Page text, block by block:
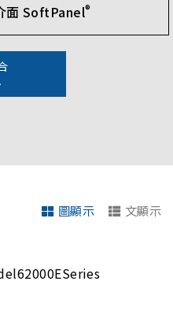
面 SoftPanel®
圖顯示 文顯示